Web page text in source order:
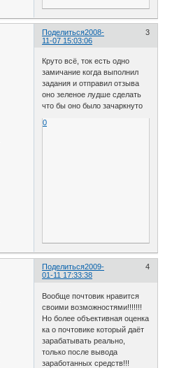
Поделиться 3
2008-
11-07 15:03:06
Круто всё, ток есть одно
замичание когда выполнил
задания и отправил отзыва
оно зеленое лудше сделать
что бы оно было зачаркнуто
0
Поделиться 4
2009-
01-11 17:33:38
Вообще почтовик нравится
своими возможностями!!!!!!!
Но более объективная оценка
ка о почтовике который даёт
зарабатывать реально,
только после вывода
заработанных средств!!!